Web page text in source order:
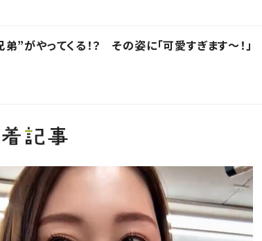
”がやってくる！？ その姿に「可愛すぎます〜！」